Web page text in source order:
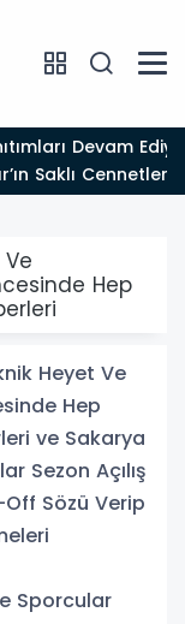
Cennetleri
Hep
Heyet Ve
Hep
ve Sakarya
Sezon Açılış
Sözü Verip
Sporcular